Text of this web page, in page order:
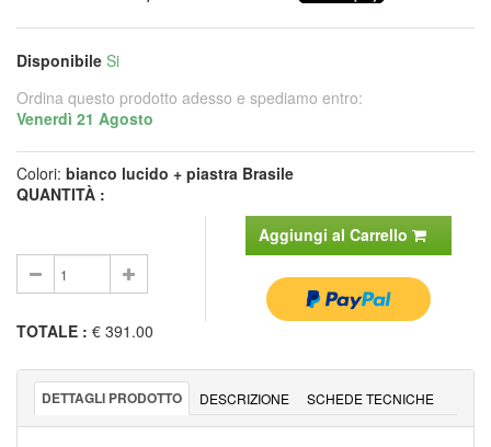
Disponibile Si
Ordina questo prodotto adesso e spediamo entro:
Venerdì 21 Agosto
Colori: bianco lucido + piastra Brasile
QUANTITÀ :
Aggiungi al Carrello
TOTALE : € 391.00
DETTAGLI PRODOTTO DESCRIZIONE SCHEDE TECNICHE